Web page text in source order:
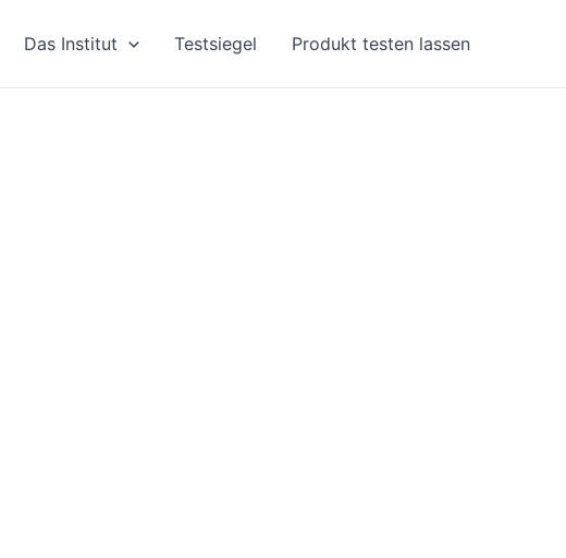
Das Institut Testsiegel Produkt testen lassen